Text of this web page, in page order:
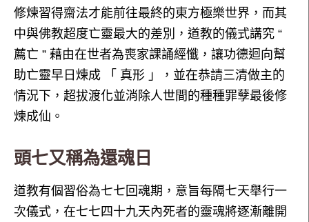
修煉習得齋法才能前往最終的東方極樂世界，而其
中與佛教超度亡靈最大的差別，道教的儀式講究 “
薦亡 ” 藉由在世者為喪家課誦經懺，讓功德迴向幫
助亡靈早日煉成 「 真形 」，並在恭請三清做主的
情況下，超拔渡化並消除人世間的種種罪孽最後修
煉成仙。
頭七又稱為還魂日
道教有個習俗為七七回魂期，意旨每隔七天舉行一
次儀式，在七七四十九天內死者的靈魂將逐漸離開